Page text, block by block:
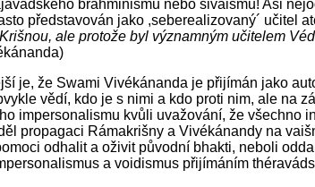
brahminismu nebo šivaismu! Asi
představován jako ,seberealizovaný´ učitel
ale protože byl významným učitelem
je, že Swami Vivékánanda je přijímán jako
vědí, kdo je s nimi a kdo proti nim, ale na
impersonalismu kvůli uvažování, že všechno
propagaci Rámakrišny a Vivékánandy na
odhalit a oživit původní bhakti, neboli
a voidismus přijímáním